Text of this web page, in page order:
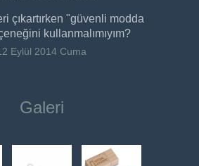
çıkartırken "güvenli modda
kullanmalımıyım?
Eylül 2014 Cuma
Galeri